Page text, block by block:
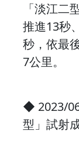
「淡江二
推進13秒
秒，依最
7公里。
◆ 2023/
型」試射